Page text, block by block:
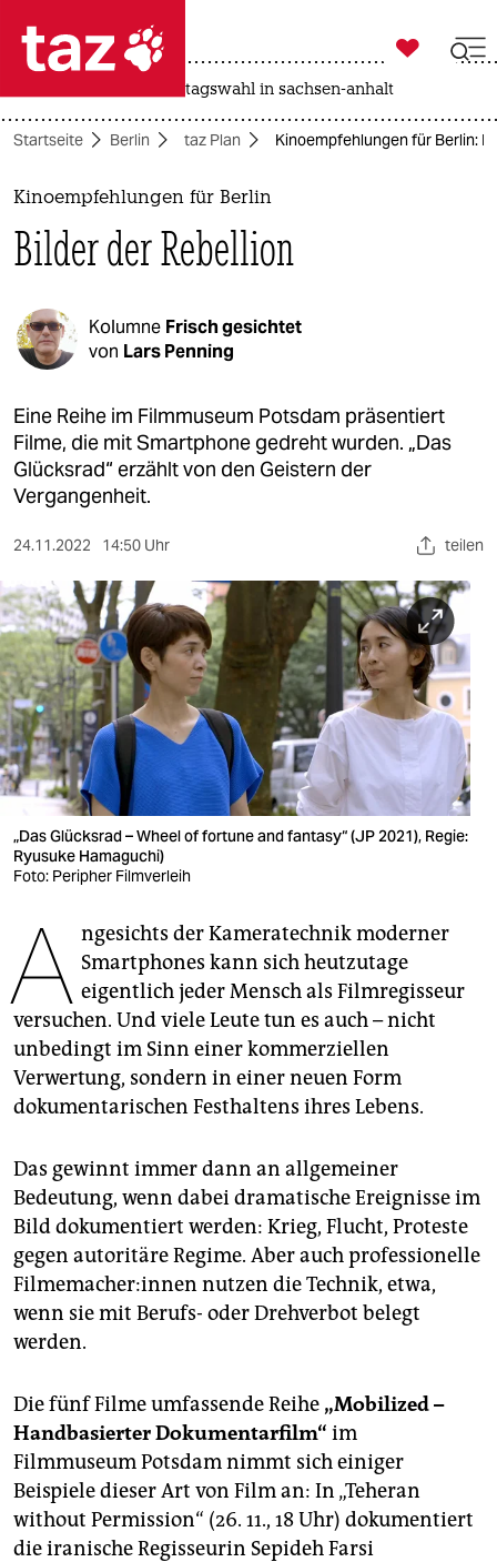
 taz zahl ich
taz zahl ich
themen
politik
öko
gesellschaft
kultur
sport
berlin
nord
wahrheit
verlag
verlag
veranstaltungen
shop
fragen & hilfe
unterstützen
genossenschaft
epaper login

taz zahl ich
landtagswahl in sachsen-anhalt
Startseite Berlin taz Plan Kinoempfehlungen für Berlin:
Kinoempfehlungen für Berlin
Bilder der Rebellion
Kolumne Frisch gesichtet
von Lars Penning
Eine Reihe im Filmmuseum Potsdam präsentiert
Filme, die mit Smartphone gedreht wurden. „Das
Glücksrad“ erzählt von den Geistern der
Vergangenheit.
24.11.2022 14:50 Uhr teilen
„Das Glücksrad – Wheel of fortune and fantasy“ (JP 2021), Regie:
Ryusuke Hamaguchi)
Foto: Peripher Filmverleih
A ngesichts der Kameratechnik moderner
Smartphones kann sich heutzutage
eigentlich jeder Mensch als Filmregisseur
versuchen. Und viele Leute tun es auch – nicht
unbedingt im Sinn einer kommerziellen
Verwertung, sondern in einer neuen Form
dokumentarischen Festhaltens ihres Lebens.
Das gewinnt immer dann an allgemeiner
Bedeutung, wenn dabei dramatische Ereignisse im
Bild dokumentiert werden: Krieg, Flucht, Proteste
gegen autoritäre Regime. Aber auch professionelle
Fil­me­ma­che­r:in­nen nutzen die Technik, etwa,
wenn sie mit Berufs- oder Drehverbot belegt
werden.
Die fünf Filme umfassende Reihe „Mobilized –
Handbasierter Dokumentarfilm“ im
Filmmuseum Potsdam nimmt sich einiger
Beispiele dieser Art von Film an: In „Teheran
without Permission“ (26. 11., 18 Uhr) dokumentiert
die iranische Regisseurin Sepideh Farsi